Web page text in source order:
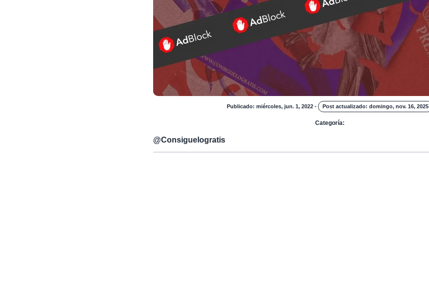
Publicado: miércoles, jun. 1, 2022 - Post actualizado: domingo, nov. 16, 2025
Categoría:
@Consiguelogratis